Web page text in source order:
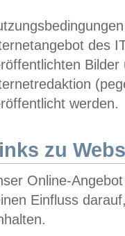
des
werden.
zu
Online-
Einfluss